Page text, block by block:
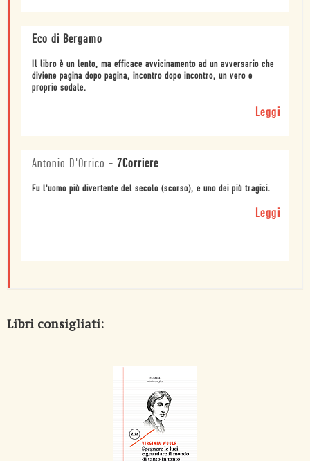
Eco di Bergamo
Il libro è un lento, ma efficace avvicinamento ad un avversario che
diviene pagina dopo pagina, incontro dopo incontro, un vero e
proprio sodale.
Leggi
Antonio D'Orrico - 7Corriere
Fu l'uomo più divertente del secolo (scorso), e uno dei più tragici.
Leggi
Libri consigliati: